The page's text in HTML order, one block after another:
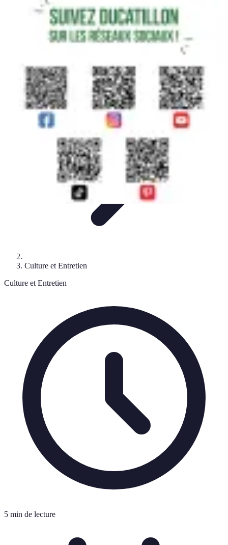
Guide Légumes
Choix des Légumes CultivationCultivation
Astuces et Conseils
Culture et Entretien
Culture et Entretien
5 min de lecture